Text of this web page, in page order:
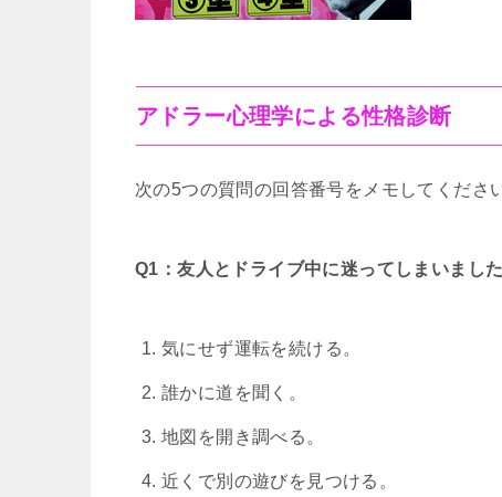
アドラー心理学による性格診断
次の5つの質問の回答番号をメモしてくださ
Q1：友人とドライブ中に迷ってしまいまし
気にせず運転を続ける。
誰かに道を聞く。
地図を開き調べる。
近くで別の遊びを見つける。